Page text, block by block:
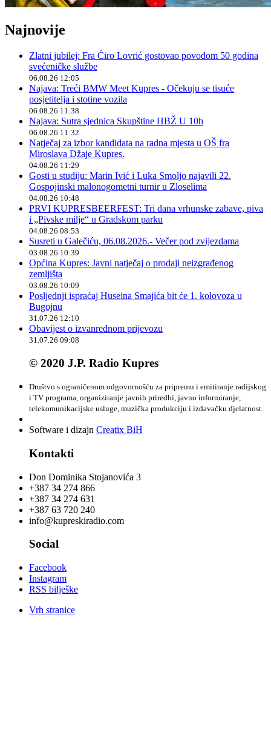
Najnovije
Zlatni jubilej: Fra Ćiro Lovrić gostovao povodom 50 godina
svećeničke službe
06.08.26 12:05
Najava: Treći BMW Meet Kupres - Očekuju se tisuće
posjetitelja i stotine vozila
06.08.26 11:38
Najava: Sutra sjednica Skupštine HBŽ U 10h
06.08.26 11:32
Natječaj za izbor kandidata na radna mjesta u OŠ fra
Miroslava Džaje Kupres.
04.08.26 11:29
Gosti u studiju: Marin Ivić i Luka Smoljo najavili 22.
Gospojinski malonogometni turnir u Zloselima
04.08.26 10:48
PRVI KUPRESBEERFEST: Tri dana vrhunske zabave, piva
i „Pivske milje“ u Gradskom parku
04.08.26 08:53
Susreti u Galečiću, 06.08.2026.- Večer pod zvijezdama
03.08.26 10:39
Općina Kupres: Javni natječaj o prodaji neizgrađenog
zemljišta
03.08.26 10:09
Posljednji ispraćaj Huseina Smajića bit će 1. kolovoza u
Bugojnu
31.07.26 12:10
Obavijest o izvanrednom prijevozu
31.07.26 09:08
© 2020 J.P. Radio Kupres
Društvo s ograničenom odgovornošću za pripremu i emitiranje radijskog
i TV programa, organiziranje javnih priredbi, javno informiranje,
telekomunikacijske usluge, muzička produkciju i izdavačku djelatnost.
Software i dizajn Creatix BiH
Kontakti
Don Dominika Stojanovića 3
+387 34 274 866
+387 34 274 631
+387 63 720 240
info@kupreskiradio.com
Social
Facebook
Instagram
RSS bilješke
Vrh stranice